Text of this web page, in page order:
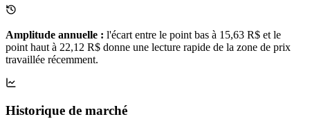
Amplitude annuelle : l'écart entre le point bas à 15,63 R$ et le
point haut à 22,12 R$ donne une lecture rapide de la zone de prix
travaillée récemment.
Historique de marché